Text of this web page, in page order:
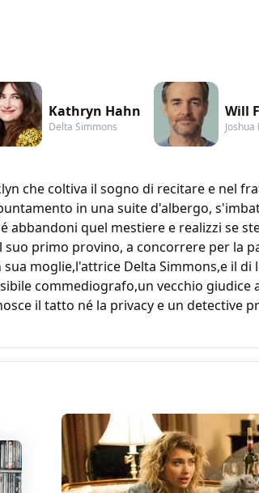
Kathryn Hahn
Delta Simmons
Will
Joshua
che coltiva il sogno di recitare e nel
in una suite d'albergo,
quel mestiere e realizzi se
primo provino, a concorrere per la
moglie,l'attrice Delta Simmons,e il
commediografo,un vecchio giudice
il tatto né la privacy e un detective